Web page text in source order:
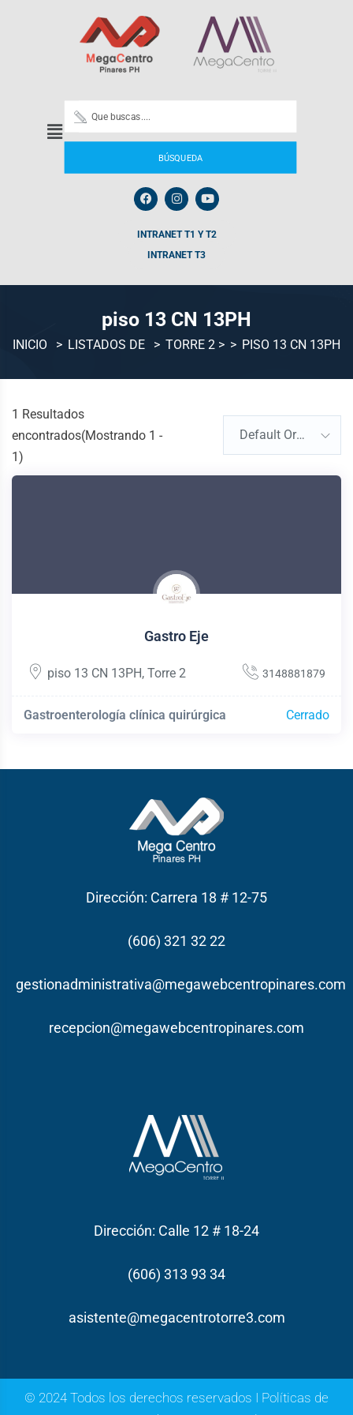
BÚSQUEDA
INTRANET T1 Y T2
INTRANET T3
piso 13 CN 13PH
INICIO LISTADOS DE TORRE 2 > PISO 13 CN 13PH
1 Resultados
encontrados(Mostrando 1 -
1)
Default Order
Gastro Eje
piso 13 CN 13PH, Torre 2 3148881879
Gastroenterología clínica quirúrgica Cerrado
Dirección: Carrera 18 # 12-75
(606) 321 32 22
gestionadministrativa@megawebcentropinares.com
recepcion@megawebcentropinares.com
Dirección: Calle 12 # 18-24
(606) 313 93 34
asistente@megacentrotorre3.com
© 2024 Todos los derechos reservados I Políticas de